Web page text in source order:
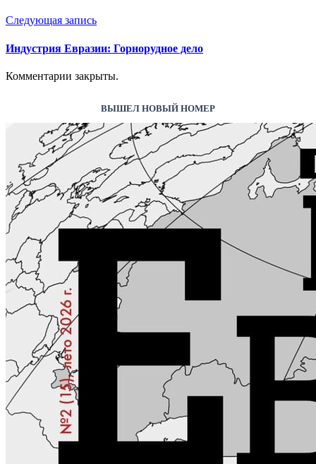
Следующая запись
Индустрия Евразии: Горнорудное дело
Комментарии закрыты.
ВЫШЕЛ НОВЫЙ НОМЕР